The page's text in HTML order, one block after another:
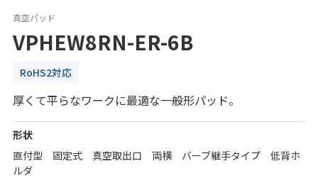
真空パッド
VPHEW8RN-ER-6B
RoHS2対応
厚くて平らなワークに最適な一般形パッド。
形状
直付型 固定式 真空取出口 両横 バーブ継手タイプ 低背ホ
ルダ